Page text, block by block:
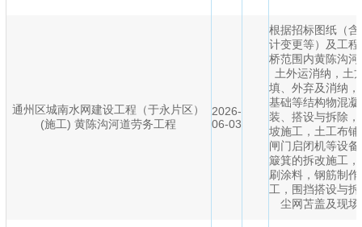
通州区城南水网建设工程（于永片区）
(施工) 黄陈沟河道劳务工程
2026-
06-03
根据招标图纸（
计变更等）及工
桥范围内黄陈沟
土外运消纳，土
填、外弃及消纳
基础等结构物混
装、搭设与拆除
坡施工，土工布
闸门启闭机等设
簸箕的拆改施工
刷涂料，钢筋制
工，围挡搭设与
尘网苫盖及现